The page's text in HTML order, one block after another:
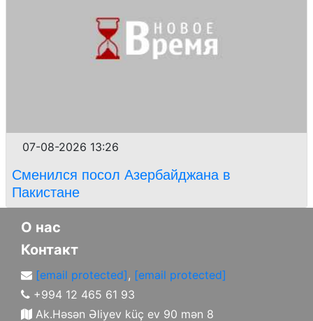
07-08-2026 13:26
Сменился посол Азербайджана в
Пакистане
О нас
Контакт
[email protected], [email protected]
+994 12 465 61 93
Ak.Həsən Əliyev küç ev 90 mən 8